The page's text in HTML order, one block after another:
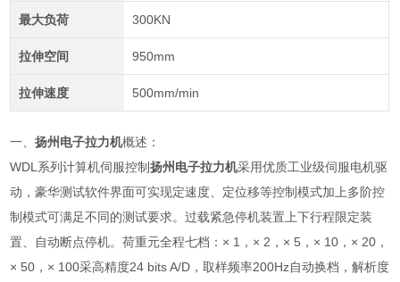
最大负荷 300KN
拉伸空间 950mm
拉伸速度 500mm/min
一、扬州电子拉力机概述：
WDL系列计算机伺服控制扬州电子拉力机采用优质工业级伺服电机驱
动，豪华测试软件界面可实现定速度、定位移等控制模式加上多阶控
制模式可满足不同的测试要求。过载紧急停机装置上下行程限定装
置、自动断点停机。荷重元全程七档：× 1，× 2，× 5，× 10，× 20，
× 50，× 100采高精度24 bits A/D，取样频率200Hz自动换档，解析度